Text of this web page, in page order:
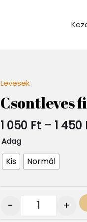
Levesek
Csontleves
1 050 Ft – 1 450
Adag
Kis Normál
- +